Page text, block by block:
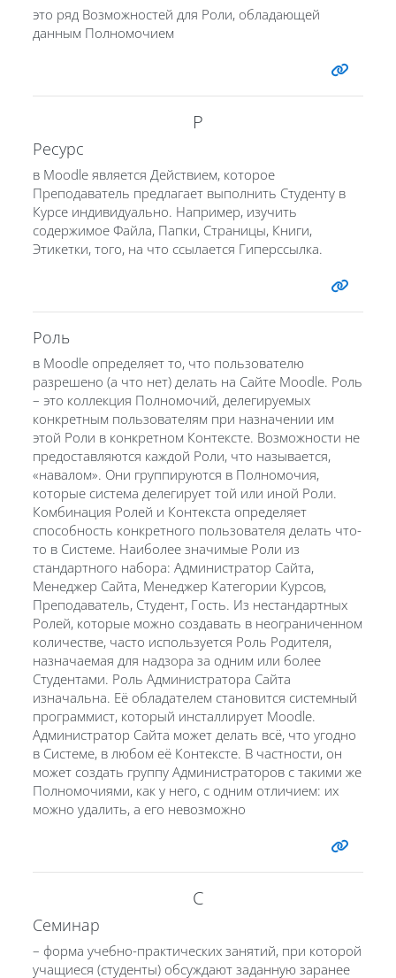
это ряд Возможностей для Роли, обладающей
данным Полномочием
Р
Ресурс
в Moodle является Действием, которое
Преподаватель предлагает выполнить Студенту в
Курсе индивидуально. Например, изучить
содержимое Файла, Папки, Страницы, Книги,
Этикетки, того, на что ссылается Гиперссылка.
Роль
в Moodle определяет то, что пользователю
разрешено (а что нет) делать на Сайте Moodle. Роль
– это коллекция Полномочий, делегируемых
конкретным пользователям при назначении им
этой Роли в конкретном Контексте. Возможности не
предоставляются каждой Роли, что называется,
«навалом». Они группируются в Полномочия,
которые система делегирует той или иной Роли.
Комбинация Ролей и Контекста определяет
способность конкретного пользователя делать что-
то в Системе. Наиболее значимые Роли из
стандартного набора: Администратор Сайта,
Менеджер Сайта, Менеджер Категории Курсов,
Преподаватель, Студент, Гость. Из нестандартных
Ролей, которые можно создавать в неограниченном
количестве, часто используется Роль Родителя,
назначаемая для надзора за одним или более
Студентами. Роль Администратора Сайта
изначальна. Её обладателем становится системный
программист, который инсталлирует Moodle.
Администратор Сайта может делать всё, что угодно
в Системе, в любом её Контексте. В частности, он
может создать группу Администраторов с такими же
Полномочиями, как у него, с одним отличием: их
можно удалить, а его невозможно
С
Семинар
– форма учебно-практических занятий, при которой
учащиеся (студенты) обсуждают заданную заранее